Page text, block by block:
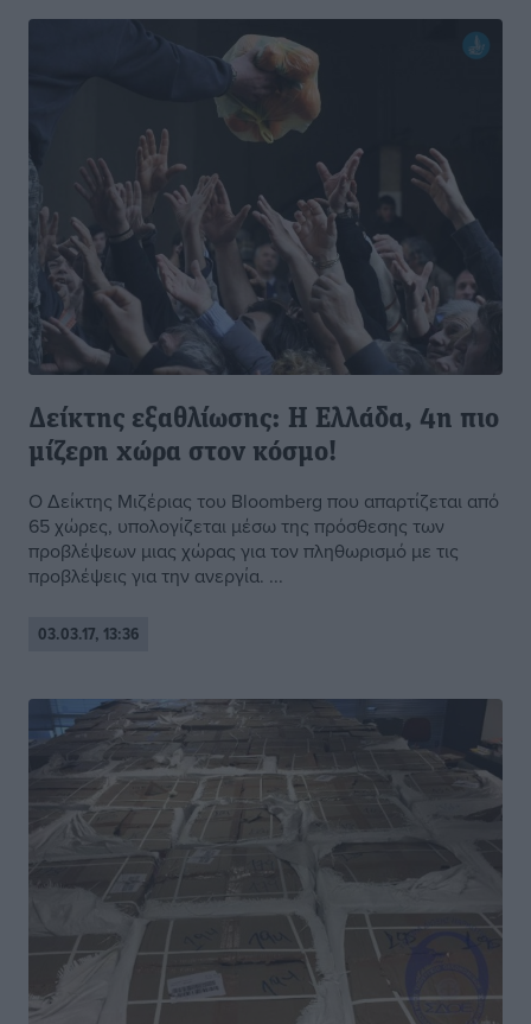
Δείκτης εξαθλίωσης: Η Ελλάδα, 4η πιο
μίζερη χώρα στον κόσμο!
Ο Δείκτης Μιζέριας του Bloomberg που απαρτίζεται από
65 χώρες, υπολογίζεται μέσω της πρόσθεσης των
προβλέψεων μιας χώρας για τον πληθωρισμό με τις
προβλέψεις για την ανεργία. ...
03.03.17, 13:36